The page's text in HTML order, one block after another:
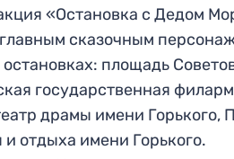
«Остановка с Дедом
сказочным
площадь
государственная
драмы имени Горького,
отдыха имени Горького.